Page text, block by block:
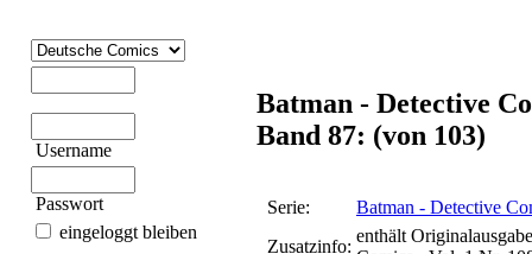
Username
Passwort
eingeloggt bleiben
Batman - Detective
Band 87: (von 103)
Serie:
Batman - Detective
Zusatzinfo:
enthält